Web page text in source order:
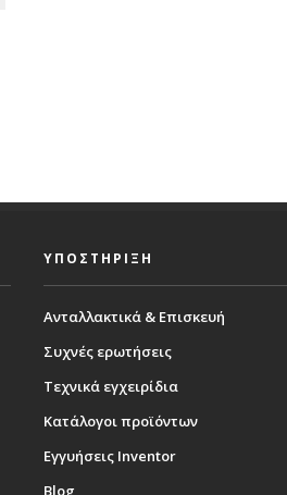
ΥΠΟΣΤΗΡΙΞΗ
Ανταλλακτικά & Επισκευή
Συχνές ερωτήσεις
Τεχνικά εγχειρίδια
Κατάλογοι προϊόντων
Εγγυήσεις Inventor
Blog